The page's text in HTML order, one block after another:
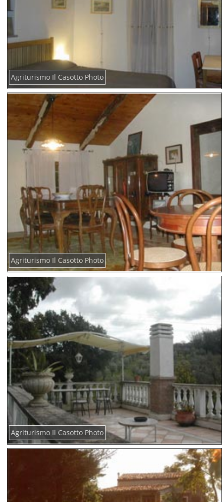
Agriturismo Il Casotto Photo
Agriturismo Il Casotto Photo
Agriturismo Il Casotto Photo